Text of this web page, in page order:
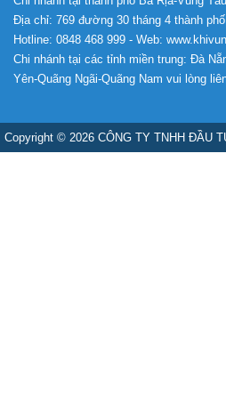
Địa chỉ: 769 đường 30 tháng 4 thành
Hotline: 0848 468 999 - Web:
Chi nhánh tại các tỉnh miền trung: Đà
Yên-Quãng Ngãi-Quãng Nam vui lòng
Copyright © 2026 CÔNG TY TNHH ĐẦU